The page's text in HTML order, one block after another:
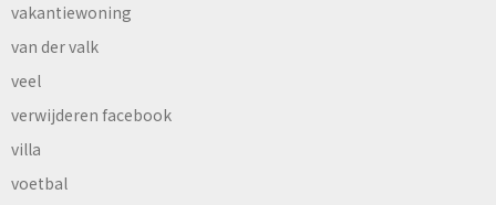
vakantiewoning
van der valk
veel
verwijderen facebook
villa
voetbal